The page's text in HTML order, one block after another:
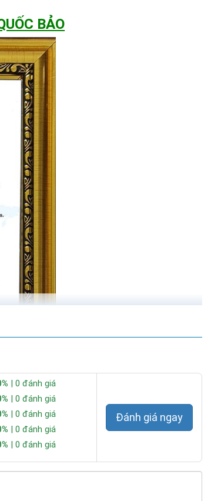
BẢO
| 0 đánh giá
| 0 đánh giá
| 0 đánh giá
| 0 đánh giá
| 0 đánh giá
Đánh giá ngay